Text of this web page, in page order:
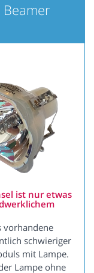
ist nur etwas
vorhandene
schwieriger
mit Lampe.
Lampe ohne